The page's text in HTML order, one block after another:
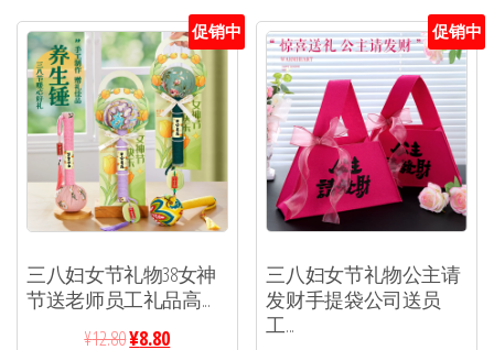
促销中
三八妇女节礼物38女神
节送老师员工礼品高...
¥12.80¥8.80
促销中
三八妇女节礼物公主请
发财手提袋公司送员
工...